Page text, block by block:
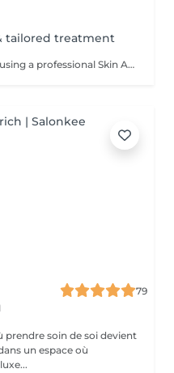
tailored treatment
Advanced, in-depth skin analysis using a professional Skin Analyzer, followed by a personalised consultation and tailored treatment recommendations.
79
prendre soin de soi devient
un espace où